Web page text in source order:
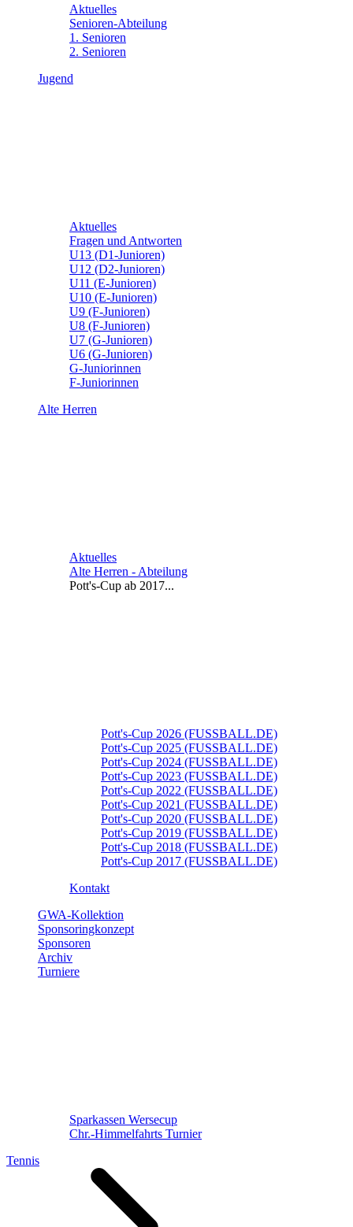
Aktuelles
Senioren-Abteilung
1. Senioren
2. Senioren
Jugend
Aktuelles
Fragen und Antworten
U13 (D1-Junioren)
U12 (D2-Junioren)
U11 (E-Junioren)
U10 (E-Junioren)
U9 (F-Junioren)
U8 (F-Junioren)
U7 (G-Junioren)
U6 (G-Junioren)
G-Juniorinnen
F-Juniorinnen
Alte Herren
Aktuelles
Alte Herren - Abteilung
Pott's-Cup ab 2017...
Pott's-Cup 2026 (FUSSBALL.DE)
Pott's-Cup 2025 (FUSSBALL.DE)
Pott's-Cup 2024 (FUSSBALL.DE)
Pott's-Cup 2023 (FUSSBALL.DE)
Pott's-Cup 2022 (FUSSBALL.DE)
Pott's-Cup 2021 (FUSSBALL.DE)
Pott's-Cup 2020 (FUSSBALL.DE)
Pott's-Cup 2019 (FUSSBALL.DE)
Pott's-Cup 2018 (FUSSBALL.DE)
Pott's-Cup 2017 (FUSSBALL.DE)
Kontakt
GWA-Kollektion
Sponsoringkonzept
Sponsoren
Archiv
Turniere
Sparkassen Wersecup
Chr.-Himmelfahrts Turnier
Tennis